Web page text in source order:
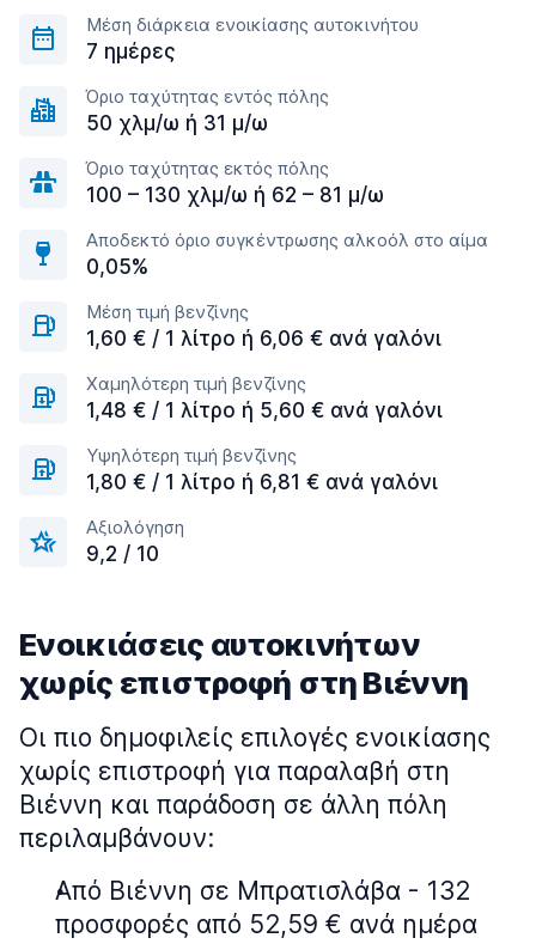
Μέση διάρκεια ενοικίασης αυτοκινήτου
7 ημέρες
Όριο ταχύτητας εντός πόλης
50 χλμ/ω ή 31 μ/ω
Όριο ταχύτητας εκτός πόλης
100 – 130 χλμ/ω ή 62 – 81 μ/ω
Αποδεκτό όριο συγκέντρωσης αλκοόλ στο αίμα
0,05%
Μέση τιμή βενζίνης
1,60 € / 1 λίτρο ή 6,06 € ανά γαλόνι
Χαμηλότερη τιμή βενζίνης
1,48 € / 1 λίτρο ή 5,60 € ανά γαλόνι
Υψηλότερη τιμή βενζίνης
1,80 € / 1 λίτρο ή 6,81 € ανά γαλόνι
Αξιολόγηση
9,2 / 10
Ενοικιάσεις αυτοκινήτων
χωρίς επιστροφή στη Βιέννη
Οι πιο δημοφιλείς επιλογές ενοικίασης
χωρίς επιστροφή για παραλαβή στη
Βιέννη και παράδοση σε άλλη πόλη
περιλαμβάνουν:
Από Βιέννη σε Μπρατισλάβα - 132
προσφορές από 52,59 € ανά ημέρα